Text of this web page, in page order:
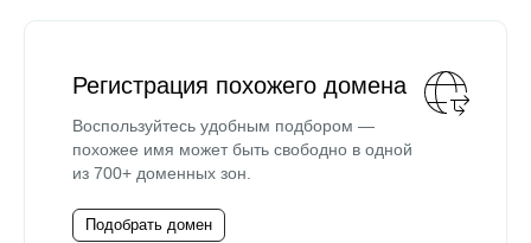
Регистрация похожего домена
Воспользуйтесь удобным подбором —
похожее имя может быть свободно в одной
из 700+ доменных зон.
Подобрать домен